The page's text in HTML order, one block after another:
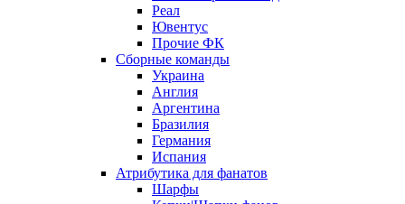
Реал
Ювентус
Прочие ФК
Сборные команды
Украина
Англия
Аргентина
Бразилия
Германия
Испания
Атрибутика для фанатов
Шарфы